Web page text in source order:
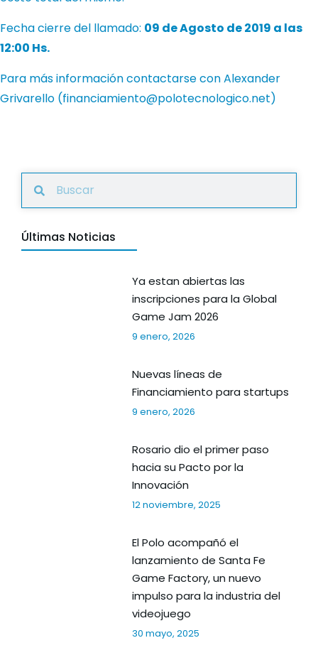
Fecha cierre del llamado: 09 de Agosto de 2019 a las
12:00 Hs.
Para más información contactarse con Alexander
Grivarello (financiamiento@polotecnologico.net)
Últimas Noticias
Ya estan abiertas las
inscripciones para la Global
Game Jam 2026
9 enero, 2026
Nuevas líneas de
Financiamiento para startups
9 enero, 2026
Rosario dio el primer paso
hacia su Pacto por la
Innovación
12 noviembre, 2025
El Polo acompañó el
lanzamiento de Santa Fe
Game Factory, un nuevo
impulso para la industria del
videojuego
30 mayo, 2025